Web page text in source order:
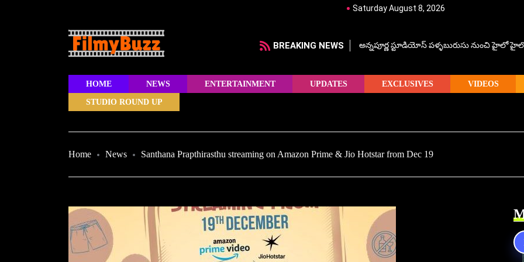
Saturday August 8, 2026
BREAKING NEWS అన్నపూర్ణ స్టూడియోస్ పళ్ళబురుసు నుంచి హైలో
HOME NEWS ENTERTAINMENT UPDATES EXCLUSIVES VIDEOS
STUDIO ROUND UP
Home News Santhana Prapthirasthu streaming on Amazon Prime & Jio Hotstar from Dec 19